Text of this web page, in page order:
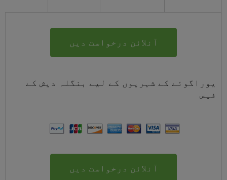
آنلائن درخواست دیں
یوراگوئے کے شہریوں کے لیے بنگلہ دیش کے
فیس
آنلائن درخواست دیں